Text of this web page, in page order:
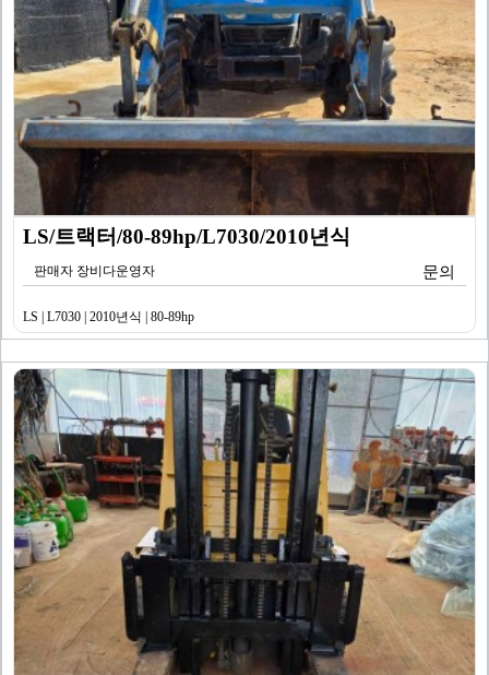
LS/트랙터/80-89hp/L7030/2010년식
판매자 장비다운영자 문의
LS | L7030 | 2010년식 | 80-89hp